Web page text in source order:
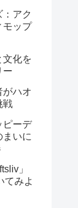
アク
モップ
文化を
ー
がハオ
戦
ピーデ
まいに
」
てみよ